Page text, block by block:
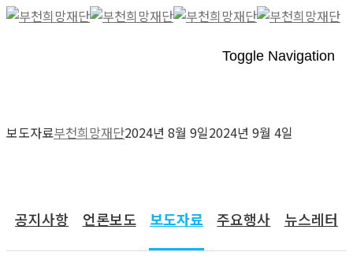
Toggle Navigation
보도자료부천희망재단2024년 8월 9일2024년 9월 4일
공지사항 언론보도 보도자료 주요행사 뉴스레터